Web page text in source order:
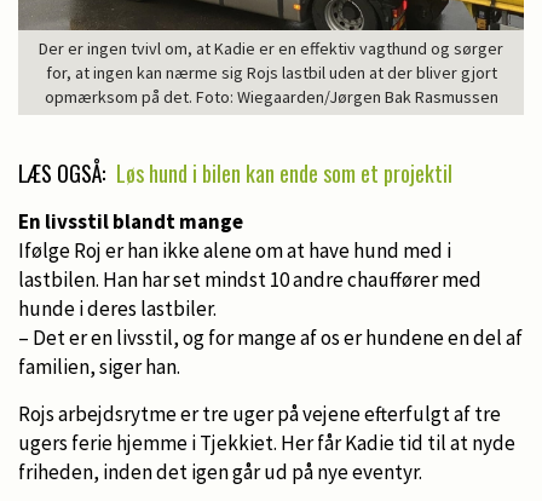
Der er ingen tvivl om, at Kadie er en effektiv vagthund og sørger
for, at ingen kan nærme sig Rojs lastbil uden at der bliver gjort
opmærksom på det. Foto: Wiegaarden/Jørgen Bak Rasmussen
LÆS OGSÅ: Løs hund i bilen kan ende som et projektil
En livsstil blandt mange
Ifølge Roj er han ikke alene om at have hund med i
lastbilen. Han har set mindst 10 andre chauffører med
hunde i deres lastbiler.
– Det er en livsstil, og for mange af os er hundene en del af
familien, siger han.
Rojs arbejdsrytme er tre uger på vejene efterfulgt af tre
ugers ferie hjemme i Tjekkiet. Her får Kadie tid til at nyde
friheden, inden det igen går ud på nye eventyr.